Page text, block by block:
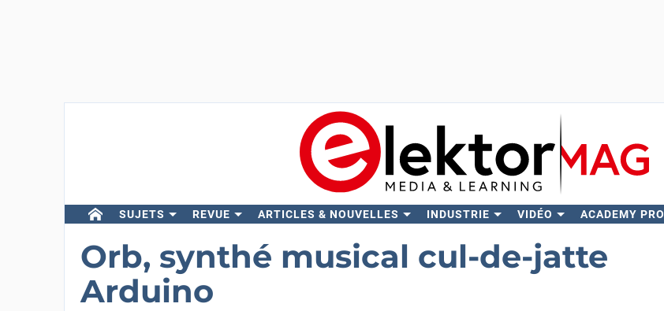
SUJETS REVUE ARTICLES & NOUVELLES INDUSTRIE VIDÉO ACADEMY PRO
Orb, synthé musical cul-de-jatte
Arduino